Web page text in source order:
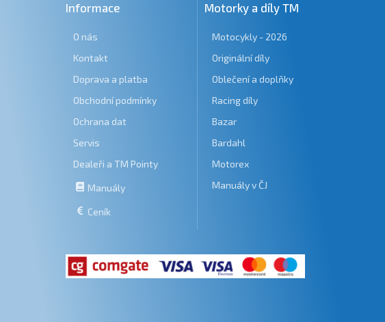
Informace
O nás
Kontakt
Doprava a platba
Obchodní podmínky
Ochrana dat
Servis
Dealeři a TM Pointy
Manuály
Ceník
Motorky a díly TM
Motocykly - 2026
Originální díly
Oblečení a doplňky
Racing díly
Bazar
Bardahl
Motorex
Manuály v ČJ